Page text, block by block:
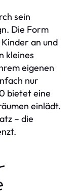
sein
Die Form
an und
kleines
eigenen
nur
bietet eine
einlädt.
– die